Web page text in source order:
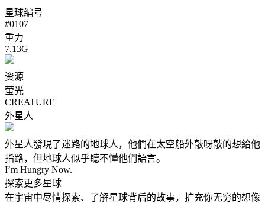
星球编号
#0107
重力
7.13G
资源
萤光
CREATURE
外星人
外星人發現了迷路的地球人，他們在太空船外敲呀敲的想給他
指路，但地球人似乎聽不懂他們語言。
I’m Hungry Now.
探索更多星球
在宇宙中尽情探索、了解星球背后的故事，扩充你无穷的想像